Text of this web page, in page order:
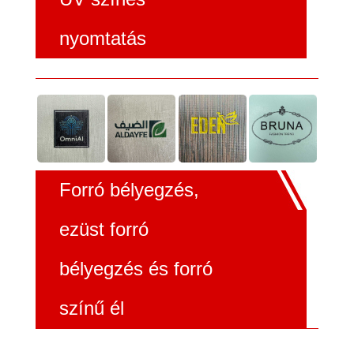
nyomtatás
Forró bélyegzés,
ezüst forró
bélyegzés és forró
színű él